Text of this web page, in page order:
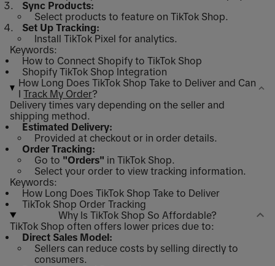
Sync Products:
Select products to feature on TikTok Shop.
Set Up Tracking:
Install TikTok Pixel for analytics.
Keywords:
How to Connect Shopify to TikTok Shop
Shopify TikTok Shop Integration
How Long Does TikTok Shop Take to Deliver and Can
ITrack My Order?
Delivery times vary depending on the seller and
shipping method.
Estimated Delivery:
Provided at checkout or in order details.
Order Tracking:
Go to "Orders" in TikTok Shop.
Select your order to view tracking information.
Keywords:
How Long Does TikTok Shop Take to Deliver
TikTok Shop Order Tracking
Why Is TikTok Shop So Affordable?
TikTok Shop often offers lower prices due to:
Direct Sales Model:
Sellers can reduce costs by selling directly to
consumers.